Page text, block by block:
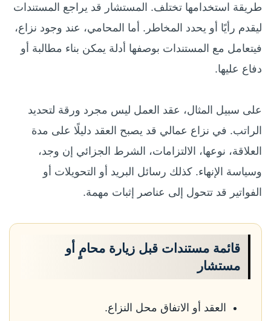
طريقة استخدامها تختلف. المستشار قد يراجع المستندات
ليقدم رأيًا أو يحدد المخاطر. أما المحامي، عند وجود نزاع،
فيتعامل مع المستندات بوصفها أدلة يمكن بناء مطالبة أو
دفاع عليها.
على سبيل المثال، عقد العمل ليس مجرد ورقة لتحديد
الراتب. في نزاع عمالي قد يصبح العقد دليلًا على مدة
العلاقة، نوعها، الالتزامات، الشرط الجزائي إن وجد،
وسياسة الإنهاء. كذلك رسائل البريد أو التحويلات أو
الفواتير قد تتحول إلى عناصر إثبات مهمة.
قائمة مستندات قبل زيارة محامٍ أو
مستشار
العقد أو الاتفاق محل النزاع.